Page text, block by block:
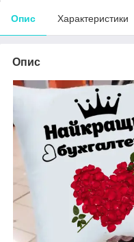
Опис Характеристики
Опис